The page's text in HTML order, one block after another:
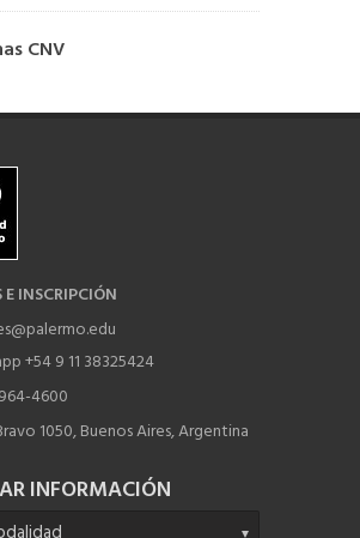
CNV
E INSCRIPCIÓN
+54 9 11 38325424
4600
1050, Buenos Aires, Argentina
INFORMACIÓN